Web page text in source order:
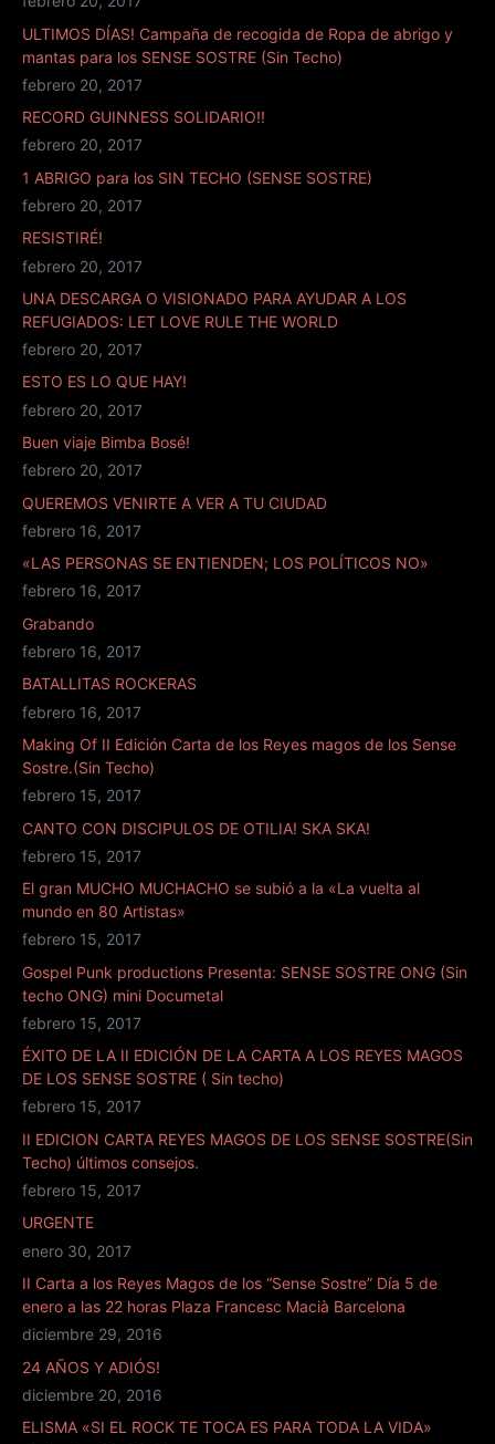
ULTIMOS DÍAS! Campaña de recogida de Ropa de abrigo y
mantas para los SENSE SOSTRE (Sin Techo)
febrero 20, 2017
RECORD GUINNESS SOLIDARIO!!
febrero 20, 2017
1 ABRIGO para los SIN TECHO (SENSE SOSTRE)
febrero 20, 2017
RESISTIRÉ!
febrero 20, 2017
UNA DESCARGA O VISIONADO PARA AYUDAR A LOS
REFUGIADOS: LET LOVE RULE THE WORLD
febrero 20, 2017
ESTO ES LO QUE HAY!
febrero 20, 2017
Buen viaje Bimba Bosé!
febrero 20, 2017
QUEREMOS VENIRTE A VER A TU CIUDAD
febrero 16, 2017
«LAS PERSONAS SE ENTIENDEN; LOS POLÍTICOS NO»
febrero 16, 2017
Grabando
febrero 16, 2017
BATALLITAS ROCKERAS
febrero 16, 2017
Making Of II Edición Carta de los Reyes magos de los Sense
Sostre.(Sin Techo)
febrero 15, 2017
CANTO CON DISCIPULOS DE OTILIA! SKA SKA!
febrero 15, 2017
El gran MUCHO MUCHACHO se subió a la «La vuelta al
mundo en 80 Artistas»
febrero 15, 2017
Gospel Punk productions Presenta: SENSE SOSTRE ONG (Sin
techo ONG) mini Documetal
febrero 15, 2017
ÉXITO DE LA II EDICIÓN DE LA CARTA A LOS REYES MAGOS
DE LOS SENSE SOSTRE ( Sin techo)
febrero 15, 2017
II EDICION CARTA REYES MAGOS DE LOS SENSE SOSTRE(Sin
Techo) últimos consejos.
febrero 15, 2017
URGENTE
enero 30, 2017
II Carta a los Reyes Magos de los “Sense Sostre” Día 5 de
enero a las 22 horas Plaza Francesc Macià Barcelona
diciembre 29, 2016
24 AÑOS Y ADIÓS!
diciembre 20, 2016
ELISMA «SI EL ROCK TE TOCA ES PARA TODA LA VIDA»